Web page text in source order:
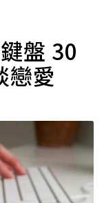
盤 30
戀愛